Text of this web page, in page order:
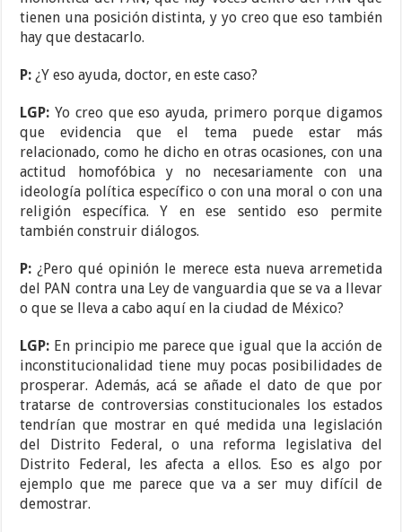
tienen una posición distinta, y yo creo que eso también
hay que destacarlo.
P:¿Y eso ayuda, doctor, en este caso?
LGP: Yo creo que eso ayuda, primero porque digamos
que evidencia que el tema puede estar más
relacionado, como he dicho en otras ocasiones, con una
actitud homofóbica y no necesariamente con una
ideología política específico o con una moral o con una
religión específica. Y en ese sentido eso permite
también construir diálogos.
P: ¿Pero qué opinión le merece esta nueva arremetida
del PAN contra una Ley de vanguardia que se va a llevar
o que se lleva a cabo aquí en la ciudad de México?
LGP: En principio me parece que igual que la acción de
inconstitucionalidad tiene muy pocas posibilidades de
prosperar. Además, acá se añade el dato de que por
tratarse de controversias constitucionales los estados
tendrían que mostrar en qué medida una legislación
del Distrito Federal, o una reforma legislativa del
Distrito Federal, les afecta a ellos. Eso es algo por
ejemplo que me parece que va a ser muy difícil de
demostrar.